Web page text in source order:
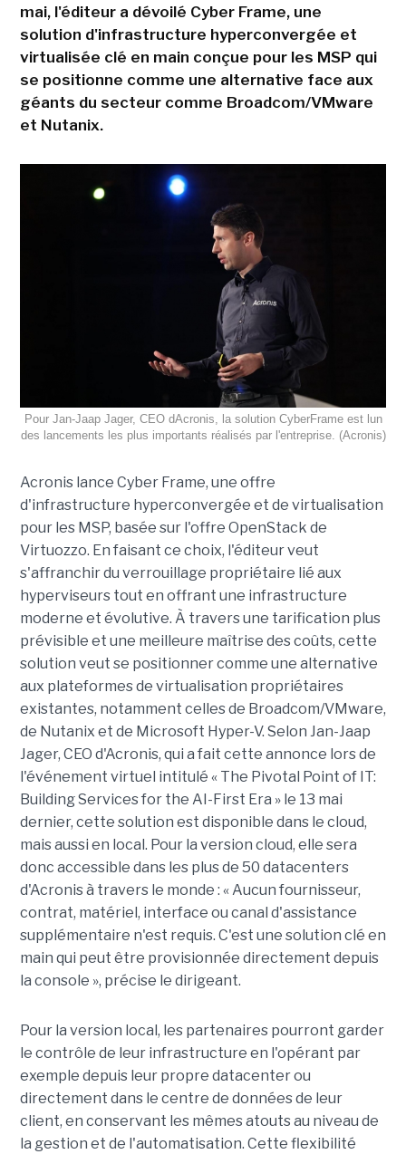
mai, l'éditeur a dévoilé Cyber Frame, une
solution d'infrastructure hyperconvergée et
virtualisée clé en main conçue pour les MSP qui
se positionne comme une alternative face aux
géants du secteur comme Broadcom/VMware
et Nutanix.
Pour Jan-Jaap Jager, CEO dAcronis, la solution CyberFrame est lun
des lancements les plus importants réalisés par l'entreprise. (Acronis)
Acronis lance Cyber Frame, une offre
d'infrastructure hyperconvergée et de virtualisation
pour les MSP, basée sur l'offre OpenStack de
Virtuozzo. En faisant ce choix, l'éditeur veut
s'affranchir du verrouillage propriétaire lié aux
hyperviseurs tout en offrant une infrastructure
moderne et évolutive. À travers une tarification plus
prévisible et une meilleure maîtrise des coûts, cette
solution veut se positionner comme une alternative
aux plateformes de virtualisation propriétaires
existantes, notamment celles de Broadcom/VMware,
de Nutanix et de Microsoft Hyper-V. Selon Jan-Jaap
Jager, CEO d'Acronis, qui a fait cette annonce lors de
l'événement virtuel intitulé « The Pivotal Point of IT:
Building Services for the AI-First Era » le 13 mai
dernier, cette solution est disponible dans le cloud,
mais aussi en local. Pour la version cloud, elle sera
donc accessible dans les plus de 50 datacenters
d'Acronis à travers le monde : « Aucun fournisseur,
contrat, matériel, interface ou canal d'assistance
supplémentaire n'est requis. C'est une solution clé en
main qui peut être provisionnée directement depuis
la console », précise le dirigeant.
Pour la version local, les partenaires pourront garder
le contrôle de leur infrastructure en l'opérant par
exemple depuis leur propre datacenter ou
directement dans le centre de données de leur
client, en conservant les mêmes atouts au niveau de
la gestion et de l'automatisation. Cette flexibilité